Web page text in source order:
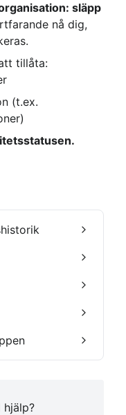
släpp
nå dig,
tillåta:
(t.ex.
hjälp?